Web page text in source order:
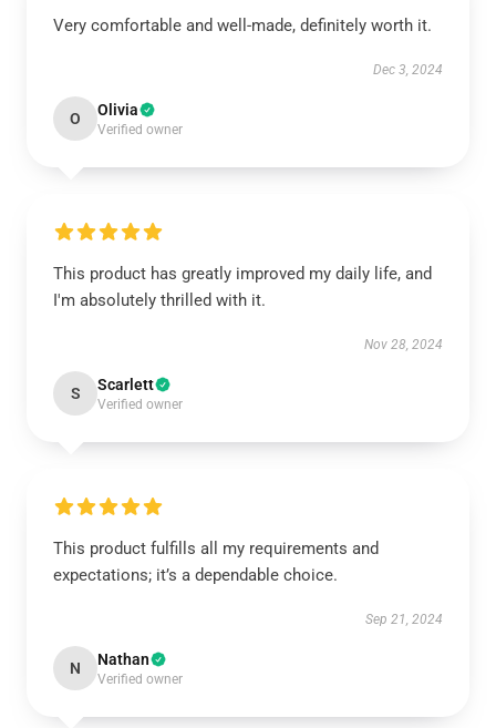
Very comfortable and well-made, definitely worth it.
Dec 3, 2024
O Olivia
Verified owner
This product has greatly improved my daily life, and
I'm absolutely thrilled with it.
Nov 28, 2024
S Scarlett
Verified owner
This product fulfills all my requirements and
expectations; it’s a dependable choice.
Sep 21, 2024
N Nathan
Verified owner